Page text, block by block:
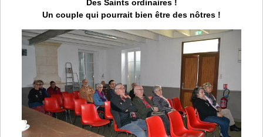
Des Saints ordinaires !
Un couple qui pourrait bien être des nôtres !